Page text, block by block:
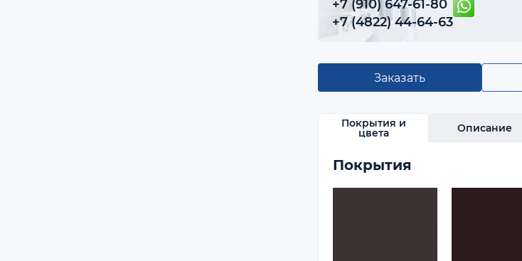
+7 (910) 647-61-80
+7 (4822) 44-64-63
Заказать
Покрытия и
цвета Описание
Покрытия